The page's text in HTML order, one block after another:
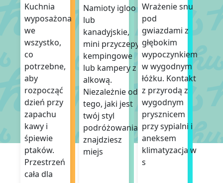
Kuchnia
wyposażona
we
wszystko,
co
potrzebne,
aby
rozpocząć
dzień przy
zapachu
kawy i
śpiewie
ptaków.
Przestrzeń
cała dla
Namioty igloo
lub
kanadyjskie,
mini przyczepy
kempingowe
lub kampery z
alkową.
Niezależnie od
tego, jaki jest
twój styl
podróżowania,
znajdziesz
miejs
Wrażenie snu
pod
gwiazdami z
głębokim
wypoczynkiem
w wygodnym
łóżku. Kontakt
z przyrodą z
wygodnym
prysznicem
przy sypialni i
aneksem
klimatyzacja w
s